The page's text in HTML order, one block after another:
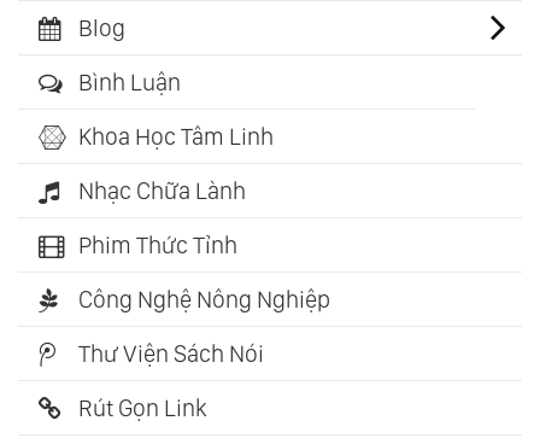
Blog
Bình Luận
Khoa Học Tâm Linh
Nhạc Chữa Lành
Phim Thức Tỉnh
Công Nghệ Nông Nghiệp
Thư Viện Sách Nói
Rút Gọn Link